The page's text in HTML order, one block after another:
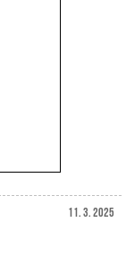
11. 3. 2025